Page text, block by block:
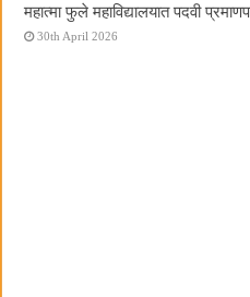
महात्मा फुले महाविद्यालयात पदवी
30th April 2026